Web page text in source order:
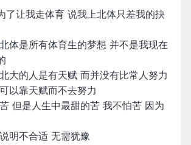
了让我走体育 说我上北体只差我的抉
体是所有体育生的梦想 并不是我现在
大的人是有天赋 而并没有比常人努力
以靠天赋而不去努力
但是人生中最甜的苦 我不怕苦 因为
明不合适 无需犹豫